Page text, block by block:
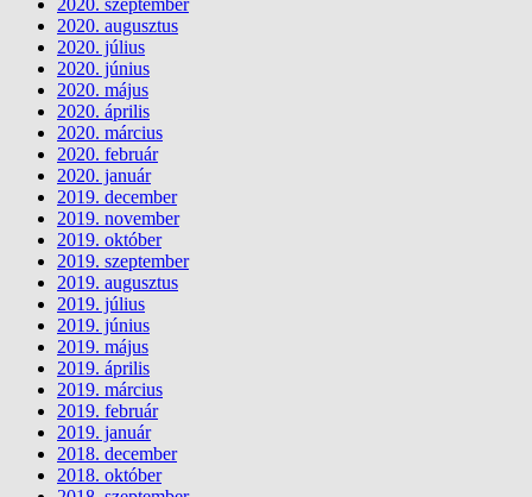
2020. szeptember
2020. augusztus
2020. július
2020. június
2020. május
2020. április
2020. március
2020. február
2020. január
2019. december
2019. november
2019. október
2019. szeptember
2019. augusztus
2019. július
2019. június
2019. május
2019. április
2019. március
2019. február
2019. január
2018. december
2018. október